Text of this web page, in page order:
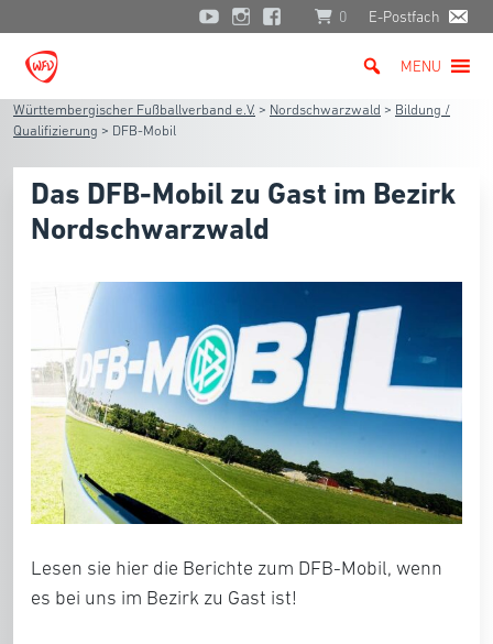
0 E-Postfach
MENU
Württembergischer Fußballverband e.V. > Nordschwarzwald > Bildung /
Qualifizierung > DFB-Mobil
Das DFB-Mobil zu Gast im Bezirk
Nordschwarzwald
Lesen sie hier die Berichte zum DFB-Mobil, wenn
es bei uns im Bezirk zu Gast ist!